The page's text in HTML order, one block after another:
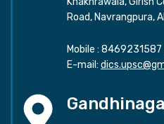
Road, Navrangpura,
Mobile : 8469231587
E-mail: